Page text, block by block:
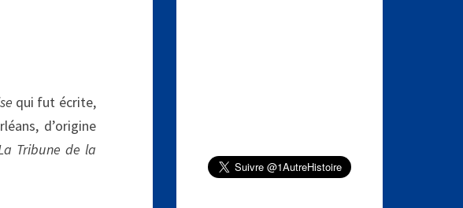
qui fut écrite,
d’origine
Tribune de la